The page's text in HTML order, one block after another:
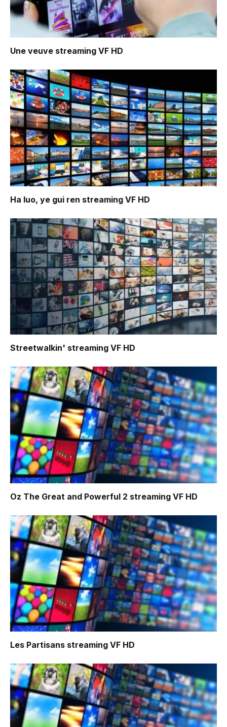
Une veuve streaming VF HD
Ha luo, ye gui ren streaming VF HD
Streetwalkin' streaming VF HD
Oz The Great and Powerful 2 streaming VF HD
Les Partisans streaming VF HD